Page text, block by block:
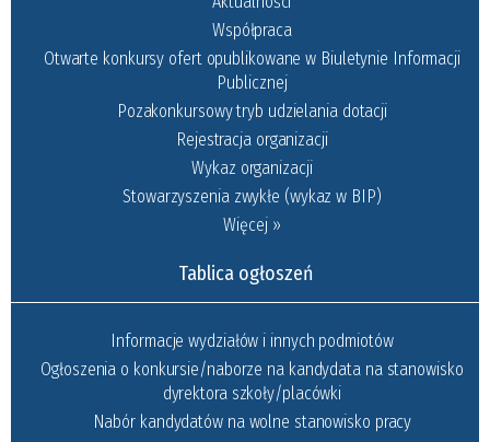
Współpraca
Otwarte konkursy ofert opublikowane w Biuletynie Informacji
Publicznej
Pozakonkursowy tryb udzielania dotacji
Rejestracja organizacji
Wykaz organizacji
Stowarzyszenia zwykłe (wykaz w BIP)
Więcej »
Tablica ogłoszeń
Informacje wydziałów i innych podmiotów
Ogłoszenia o konkursie/naborze na kandydata na stanowisko
dyrektora szkoły/placówki
Nabór kandydatów na wolne stanowisko pracy